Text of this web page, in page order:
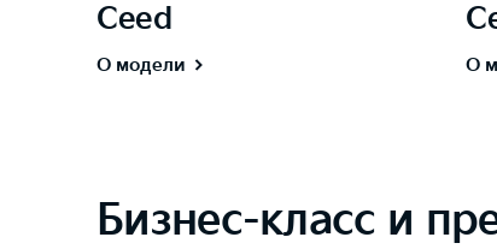
Ceed
О модели О
Бизнес-класс и